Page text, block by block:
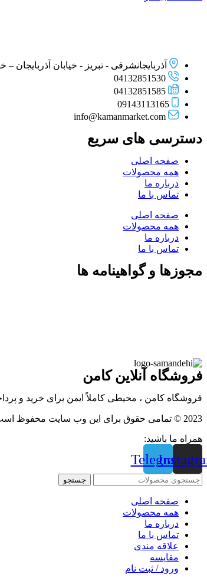
آذربایجانشرقی - تبریز - خیابان آذربایجان –
04132851530
04132851585
09143113165
info@kamanmarket.com
دسترسی های سریع
صفحه اصلی
همه محصولات
درباره ما
تماس با ما
صفحه اصلی
همه محصولات
درباره ما
تماس با ما
مجوزها و گواهینامه ها
فروشگاه آنلاین کامن
فروشگاه کامن ، محیطی کاملاً ایمن برای خرید و
2023 © تمامی حقوق برای این وب سایت محفوظ است | طراحی و پشتیبانی :
همراه ما باشید:
Telegram
جستجو
صفحه اصلی
همه محصولات
درباره ما
تماس با ما
علاقه مندی
مقايسه
ورود / ثبت نام